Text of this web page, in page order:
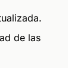
de las